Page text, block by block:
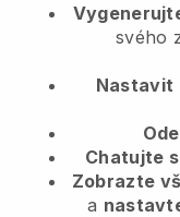
svého
Nastavit
Chatujte
Zobrazte
a